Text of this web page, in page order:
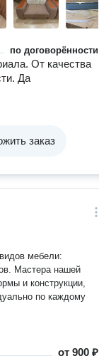
по договорённости
От качества
Да
заказ
мебели:
Мастера нашей
и конструкции,
по каждому
от900 ₽